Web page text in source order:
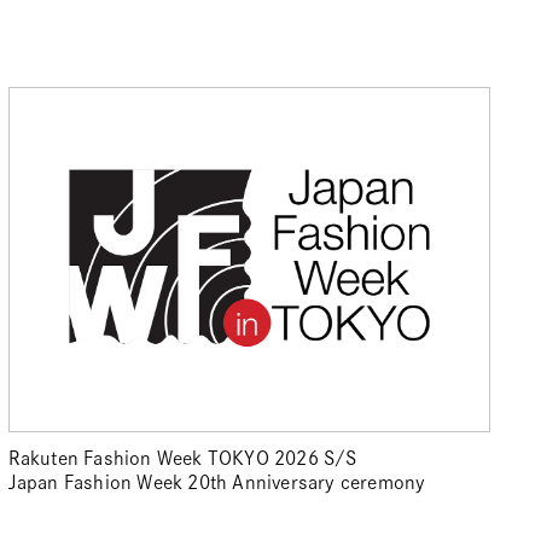
Rakuten Fashion Week TOKYO 2026 S/S
Japan Fashion Week 20th Anniversary ceremony